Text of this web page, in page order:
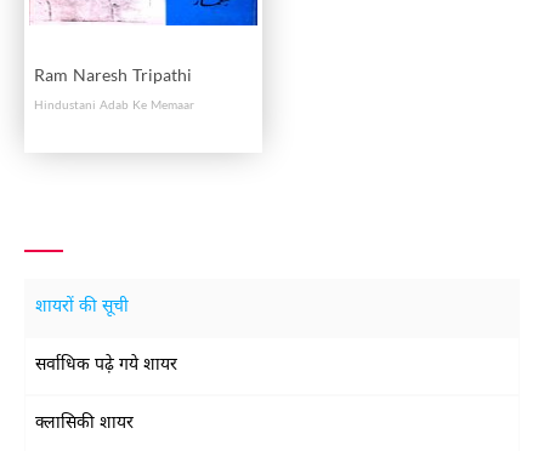
Ram Naresh Tripathi
Hindustani Adab Ke Memaar
शायरों की सूची
सर्वाधिक पढ़े गये शायर
क्लासिकी शायर